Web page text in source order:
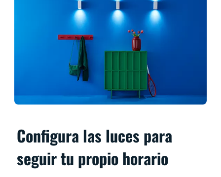
Configura las luces para
seguir tu propio horario